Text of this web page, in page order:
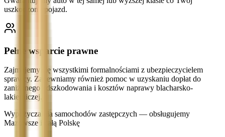
uszkodzony pojazd.
Pełne wsparcie prawne
Zajmujemy się wszystkimi formalnościami z ubezpieczycielem
sprawcy. Zapewniamy również pomoc w uzyskaniu dopłat do
zaniżonego odszkodowania i kosztów naprawy blacharsko-
lakierniczej.
Wypożyczalnia samochodów zastępczych — obsługujemy
Mazowsze i całą Polskę